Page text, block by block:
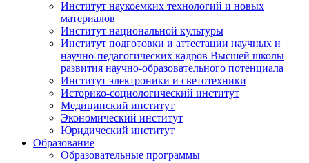
Институт наукоёмких технологий и новых
материалов
Институт национальной культуры
Институт подготовки и аттестации научных и
научно-педагогических кадров Высшей школы
развития научно-образовательного потенциала
Институт электроники и светотехники
Историко-социологический институт
Медицинский институт
Экономический институт
Юридический институт
Образование
Образовательные программы